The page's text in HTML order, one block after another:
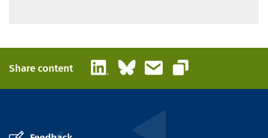
Share content LinkedInBlueskyEmail
Copy link